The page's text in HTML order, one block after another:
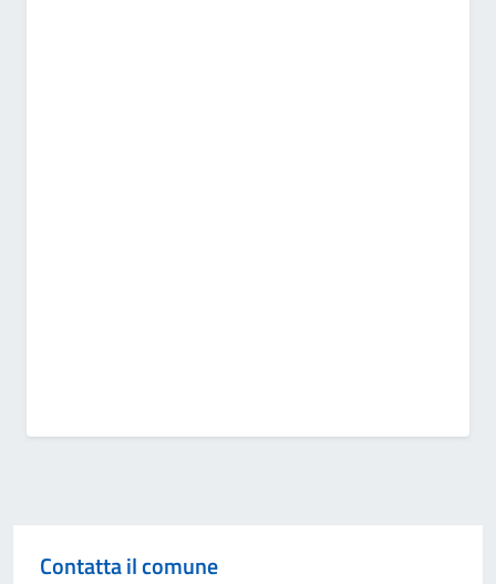
Contatta il comune